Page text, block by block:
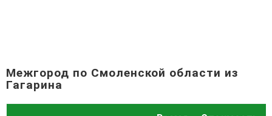
Межгород по Смоленской области из
Гагарина